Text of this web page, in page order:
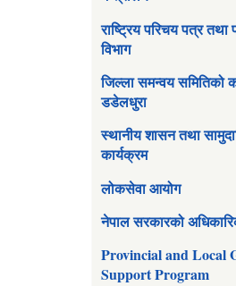
राष्ट्रिय परिचय पत्र
विभाग
जिल्ला समन्वय समितिको
डडेलधुरा
स्थानीय शासन तथा
कार्यक्रम
लोकसेवा आयोग
नेपाल सरकारको
Provincial and Local
Support Program